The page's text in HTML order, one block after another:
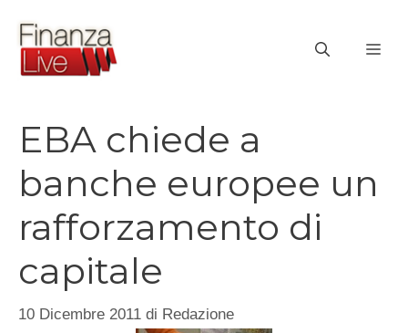
contenuto
EBA chiede a
banche europee un
rafforzamento di
capitale
10 Dicembre 2011 di Redazione